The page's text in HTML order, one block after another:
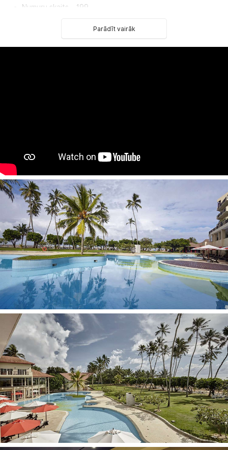
Numuru skaits – 199
Kafetērija (par papildus samaksu)
Konferenču zāle (par papildus samaksu)
Viesnīcas oficiālā kategorija – 5*
Numuri
Classic numurs
Numura platība 35-40 kv.m
Duša
Fēns
Balkons
Gaisa kondicionētājs
TV
Mini bārs
Seifs
WiFi
Gludināmais dēlis un gludeklis (pēc pieprasījuma)
Ir iespēja pagatavot tēju, kafiju
Maksimāli var izmitināt – 3
Superior Room
Numura platība 35-40 kv.m
Duša
Fēns
Balkons
Gaisa kondicionētājs
TV
Mini bārs
Seifs
WiFi
Gludināmais dēlis un gludeklis (pēc pieprasījuma)
Parādīt vairāk